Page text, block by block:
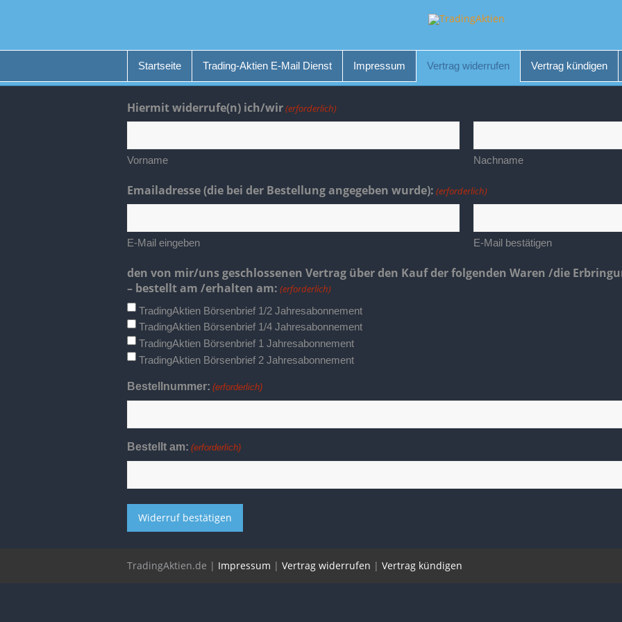
Startseite Trading-Aktien E-Mail Dienst Impressum Vertrag widerrufen Vertrag kündigen
Hiermit widerrufe(n) ich/wir(erforderlich)
Vorname Nachname
Emailadresse (die bei der Bestellung angegeben wurde): (erforderlich)
E-Mail eingeben E-Mail bestätigen
den von mir/uns geschlossenen Vertrag über den Kauf der folgenden Waren /die
– bestellt am /erhalten am: (erforderlich)
TradingAktien Börsenbrief 1/2 Jahresabonnement
TradingAktien Börsenbrief 1/4 Jahresabonnement
TradingAktien Börsenbrief 1 Jahresabonnement
TradingAktien Börsenbrief 2 Jahresabonnement
Bestellnummer: (erforderlich)
Bestellt am: (erforderlich)
TradingAktien.de | Impressum | Vertrag widerrufen | Vertrag kündigen